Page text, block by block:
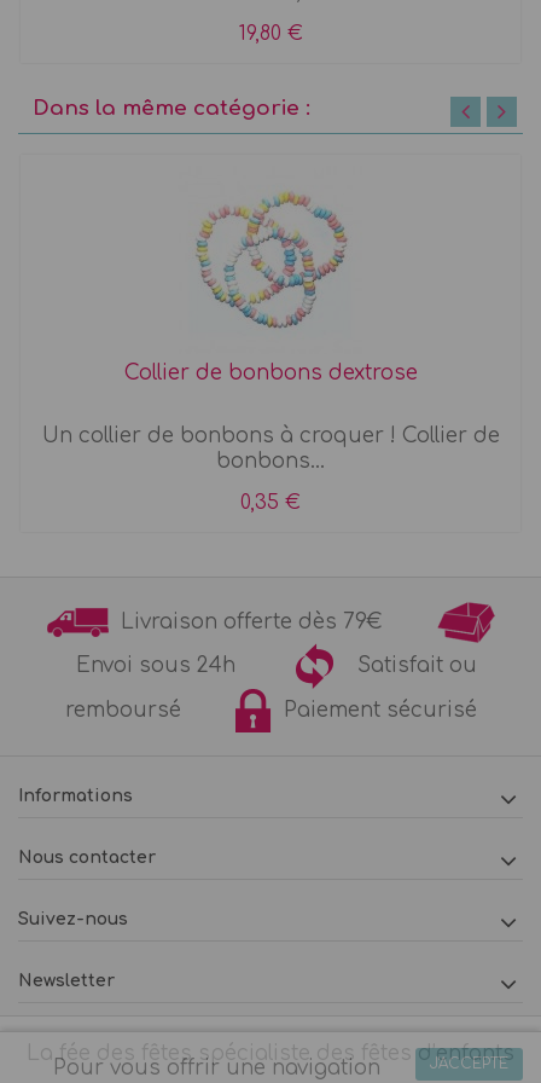
19,80 €
Dans la même catégorie :
Collier de bonbons dextrose
Un collier de bonbons à croquer ! Collier de
bonbons...
0,35 €
Livraison offerte dès 79€
Envoi sous 24h
Satisfait ou
remboursé
Paiement sécurisé
Informations
Nous contacter
Suivez-nous
Newsletter
La fée des fêtes spécialiste des fêtes d’enfants
J'ACCEPTE
Pour vous offrir une navigation